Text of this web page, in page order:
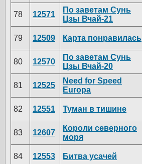
78 12571
По заветам Сунь
Цзы Вчай-21
79 12509 Карта понравилась
80 12570
По заветам Сунь
Цзы Вчай-20
81 12525
Need for Speed
Europa
82 12551 Туман в тишине
83 12607
Короли северного
моря
84 12553 Битва усачей